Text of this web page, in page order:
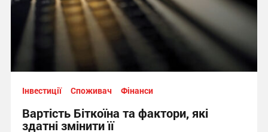
Інвестиції Споживач Фінанси
Вартість Біткоїна та фактори, які
здатні змінити її